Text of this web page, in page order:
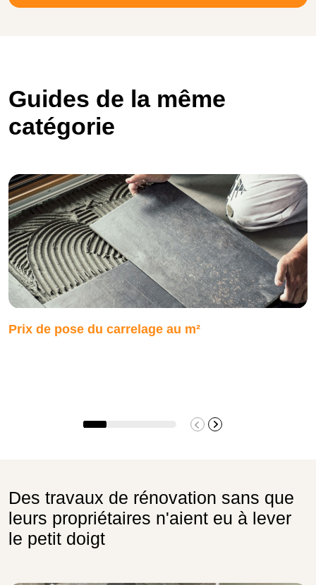
Guides de la même
catégorie
Prix de pose du carrelage au m²
Des travaux de rénovation sans que
leurs propriétaires n'aient eu à lever
le petit doigt